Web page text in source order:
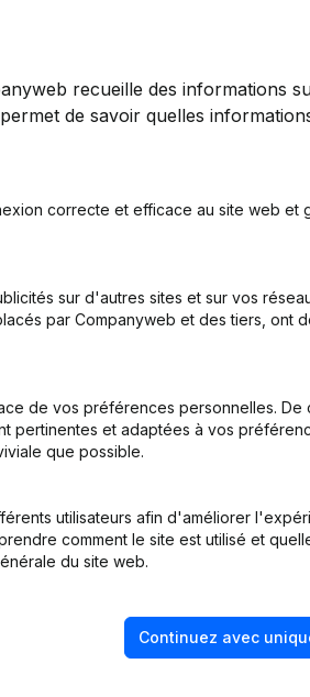
Ouverture Succursale, etc...)
de Association Des Volontaires -
Des Volontaires - Culture a-t-elle été
Des Volontaires - Culture a
recueille des informations
de savoir quelles
correcte et efficace au site web et
sur d'autres sites et sur vos
par Companyweb et des tiers, ont
de vos préférences personnelles. De
pertinentes et adaptées à vos
que possible.
utilisateurs afin d'améliorer
comment le site est utilisé et
du site web.
Continuez avec